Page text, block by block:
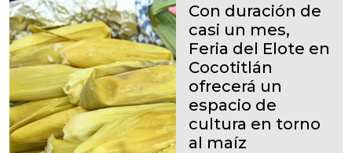
Con duración de
casi un mes,
Feria del Elote en
Cocotitlán
ofrecerá un
espacio de
cultura en torno
al maíz